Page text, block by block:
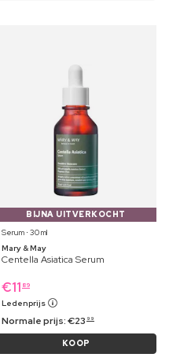
BIJNA UITVERKOCHT
Serum ⋅ 30 ml
Mary & May
Centella Asiatica Serum
€11 89
Ledenprijs
Normale prijs:€23 99
KOOP